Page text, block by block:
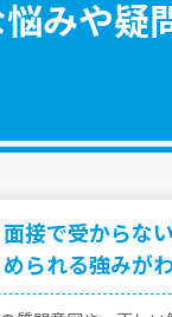
みや疑
⾯接で受からな
められる強みが